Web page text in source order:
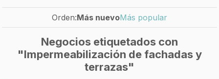
Orden:Más nuevoMás popular
Negocios etiquetados con
"Impermeabilización de fachadas y
terrazas"